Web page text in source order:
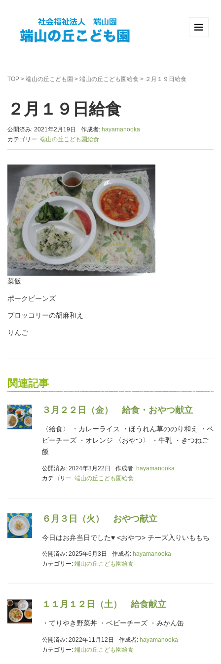
TOP > 端山の丘こども園 > 端山の丘こども園給食 > ２月１９日給食
２月１９日給食
公開済み: 2021年2月19日 作成者: hayamanooka
カテゴリー: 端山の丘こども園給食
菜飯
ポークビーンズ
ブロッコリーの胡麻和え
りんご
関連記事
３月２２日（金） 給食・おやつ献立
〈給食〉 ・カレーライス ・ほうれん草ののり和え ・ベ
ビーチーズ ・オレンジ 〈おやつ〉 ・牛乳 ・きつねご
飯
公開済み: 2024年3月22日 作成者: hayamanooka
カテゴリー: 端山の丘こども園給食
６月３日（火） おやつ献立
今日はお弁当日でした♥ <おやつ> チーズ入りいももち
公開済み: 2025年6月3日 作成者: hayamanooka
カテゴリー: 端山の丘こども園給食
１１月１２日（土） 給食献立
・てりやき野菜丼 ・ベビーチーズ ・みかん缶
公開済み: 2022年11月12日 作成者: hayamanooka
カテゴリー: 端山の丘こども園給食